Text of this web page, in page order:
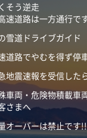
そう逆走
速道路は一方通行で
雪道ドライブガイド
道路でやむを得ず停
地震速報を受信した
車両・危険物積載車
さまへ
オーバーは禁止です!!